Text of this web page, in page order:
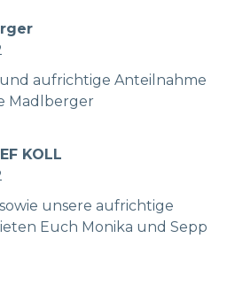
aufrichtige Anteilnahme
Madlberger
KOLL
unsere aufrichtige
Euch Monika und Sepp